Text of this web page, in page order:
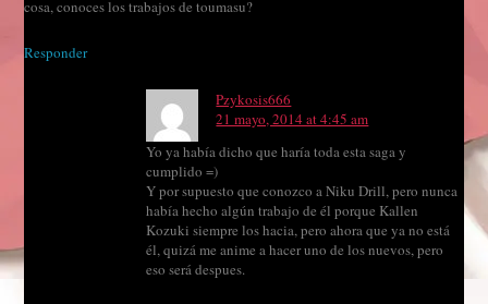
cosa, conoces los trabajos de toumasu?
Responder
Pzykosis666
21 mayo, 2014 at 4:45 am
Yo ya había dicho que haría toda esta saga y
cumplido =)
Y por supuesto que conozco a Niku Drill, pero nunca
había hecho algún trabajo de él porque Kallen
Kozuki siempre los hacia, pero ahora que ya no está
él, quizá me anime a hacer uno de los nuevos, pero
eso será despues.